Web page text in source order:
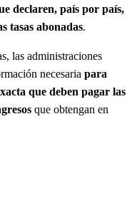
declaren, país por país,
tasas abonadas.
las administraciones
necesaria para
que deben pagar las
que obtengan en